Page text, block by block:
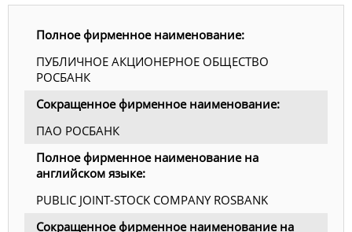
Полное фирменное наименование:
ПУБЛИЧНОЕ АКЦИОНЕРНОЕ ОБЩЕСТВО
РОСБАНК
Сокращенное фирменное наименование:
ПАО РОСБАНК
Полное фирменное наименование на
английском языке:
PUBLIC JOINT-STOCK COMPANY ROSBANK
Сокращенное фирменное наименование на